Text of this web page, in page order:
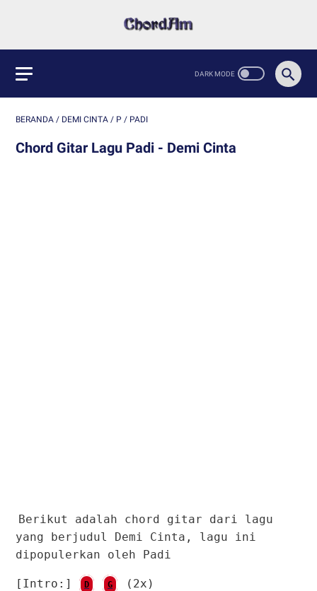
BERANDA / DEMI CINTA / P / PADI
Chord Gitar Lagu Padi - Demi Cinta
Berikut adalah chord gitar dari lagu
yang berjudul Demi Cinta, lagu ini
dipopulerkan oleh Padi
[Intro:] D G (2x)